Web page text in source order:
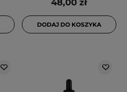
48,00 zł
DODAJ DO KOSZYKA